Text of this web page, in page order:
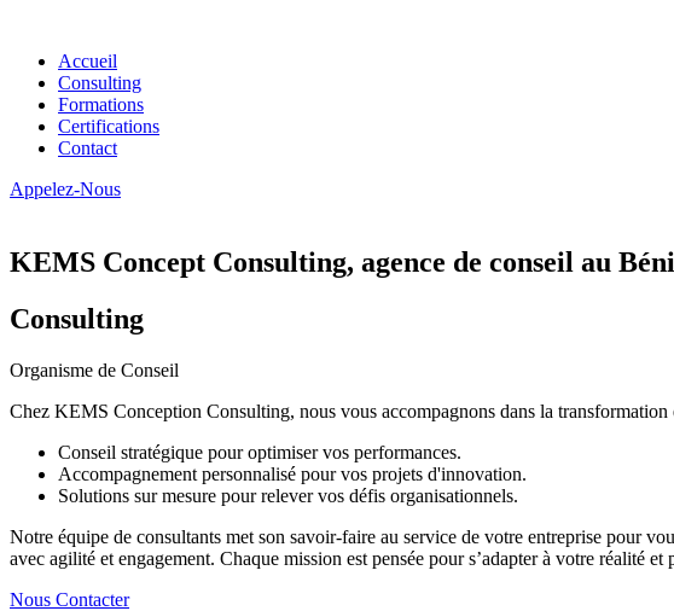
Accueil
Consulting
Formations
Certifications
Contact
Appelez-Nous
KEMS Concept Consulting, agence de conseil au
Consulting
Organisme de Conseil
Chez KEMS Conception Consulting, nous vous accompagnons dans la
Conseil stratégique pour optimiser vos performances.
Accompagnement personnalisé pour vos projets d'innovation.
Solutions sur mesure pour relever vos défis organisationnels.
Notre équipe de consultants met son savoir-faire au service de votre entreprise pour
avec agilité et engagement. Chaque mission est pensée pour s’adapter à votre réalité
Nous Contacter